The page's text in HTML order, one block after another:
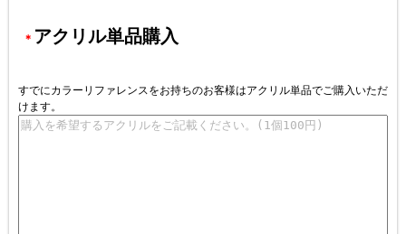
＊ アクリル単品購入
すでにカラーリファレンスをお持ちのお客様はアクリル単品でご購入いただ
けます。